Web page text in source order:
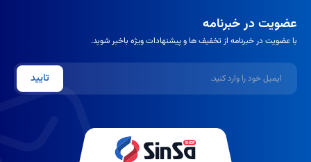
عضویت در خبرنامه
با عضویت در خبرنامه از تخفیف ها و پیشنهادات ویژه باخبر شوید.
ایمیل
تایید